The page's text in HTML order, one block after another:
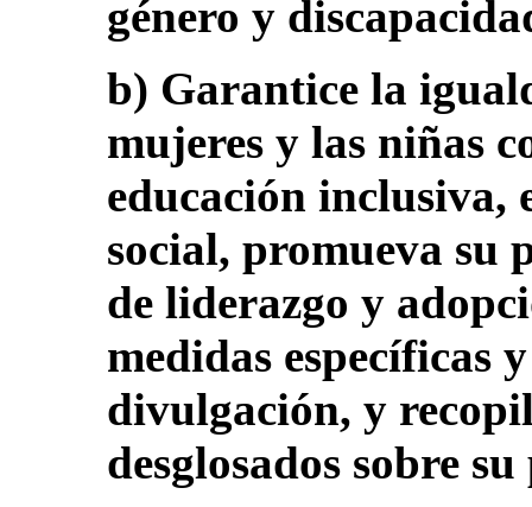
género y
b) Garantice la
mujeres y las niñas
educación inclusiva,
social, promueva su
de liderazgo y
medidas específicas
divulgación, y
desglosados sobre